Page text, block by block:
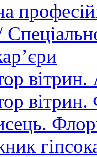
вітрин.
вітрин.